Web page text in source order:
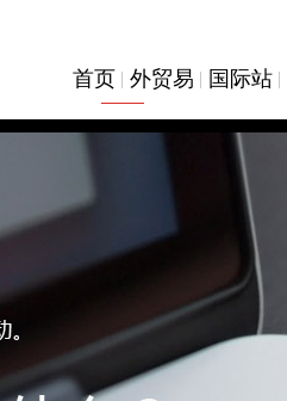
首页 外贸易 国际站